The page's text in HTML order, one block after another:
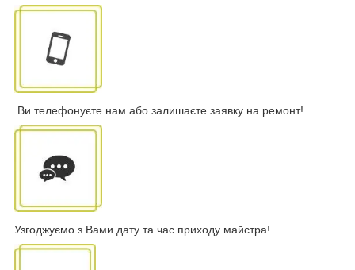
Ви телефонуєте нам або залишаєте заявку на ремонт!
Узгоджуємо з Вами дату та час приходу майстра!